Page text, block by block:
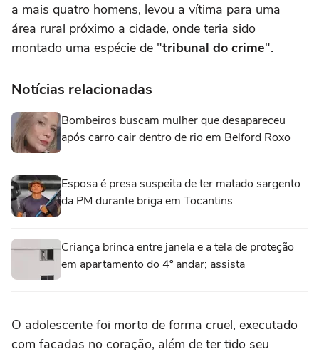
a mais quatro homens, levou a vítima para uma
área rural próximo a cidade, onde teria sido
montado uma espécie de "tribunal do crime".
Notícias relacionadas
Bombeiros buscam mulher que desapareceu
após carro cair dentro de rio em Belford Roxo
Esposa é presa suspeita de ter matado sargento
da PM durante briga em Tocantins
Criança brinca entre janela e a tela de proteção
em apartamento do 4º andar; assista
O adolescente foi morto de forma cruel, executado
com facadas no coração, além de ter tido seu